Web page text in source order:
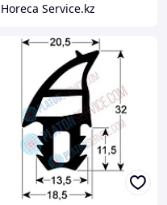
Horeca Service.kz